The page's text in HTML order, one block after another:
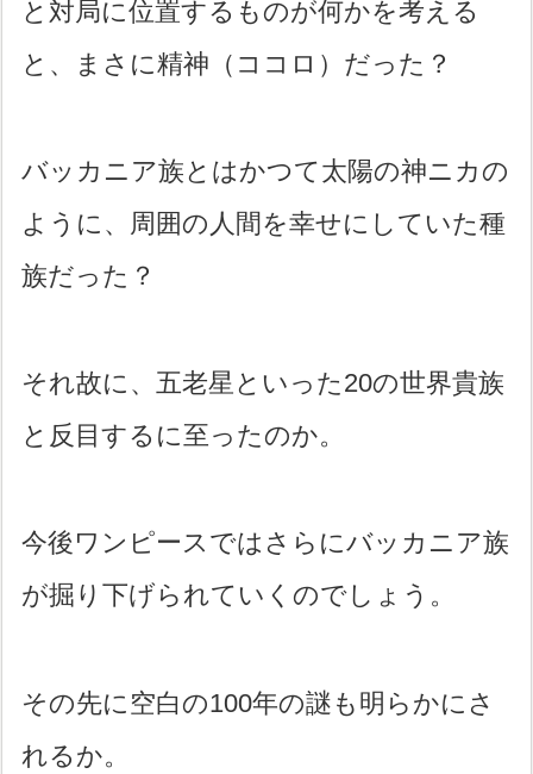
と対局に位置するものが何かを考える
と、まさに精神（ココロ）だった？
バッカニア族とはかつて太陽の神ニカの
ように、周囲の人間を幸せにしていた種
族だった？
それ故に、五老星といった20の世界貴族
と反目するに至ったのか。
今後ワンピースではさらにバッカニア族
が掘り下げられていくのでしょう。
その先に空白の100年の謎も明らかにさ
れるか。